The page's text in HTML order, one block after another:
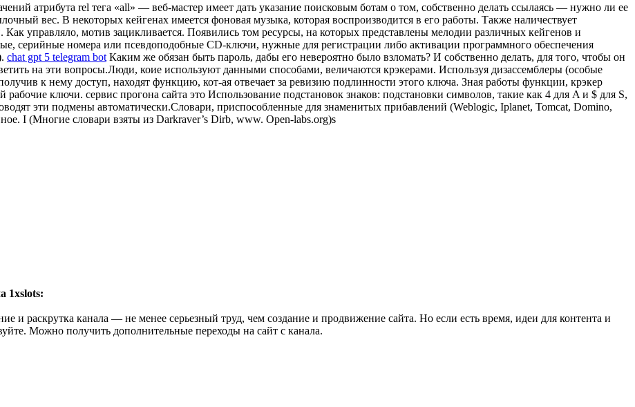
атрибута rel тега «all» — веб-мастер имеет дать указание поисковым ботам о том, собственно делать ссылаясь — нужно ли ее
вес. В некоторых кейгенах имеется фоновая музыка, которая воспроизводится в его работы. Также наличествует
управляло, мотив зацикливается. Появились том ресурсы, на которых представлены мелодии различных кейгенов и
серийные номера или псевдоподобные CD-ключи, нужные для регистрации либо активации программного обеспечения
chat gpt 5 telegram bot Каким же обязан быть пароль, дабы его невероятно было взломать? И собственно делать, для того, чтобы он
на эти вопросы.Люди, коие используют данными способами, величаются крэкерами. Используя дизассемблеры (особые
к нему доступ, находят функцию, кот-ая отвечает за ревизию подлинности этого ключа. Зная работы функции, крэкер
ключи. сервис прогона сайта это Использование подстановок знаков: подстановки символов, такие как 4 для A и $ для S,
эти подмены автоматически.Словари, приспособленные для знаменитых прибавлений (Weblogic, Iplanet, Tomcat, Domino,
I (Многие словари взяты из Darkraver’s Dirb, www. Open-labs.org)s
1xslots:
и раскрутка канала — не менее серьезный труд, чем создание и продвижение сайта. Но если есть время, идеи для контента и
Можно получить дополнительные переходы на сайт с канала.